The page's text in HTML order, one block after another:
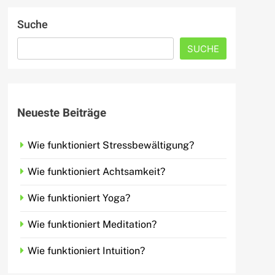
Suche
SUCHE
Neueste Beiträge
Wie funktioniert Stressbewältigung?
Wie funktioniert Achtsamkeit?
Wie funktioniert Yoga?
Wie funktioniert Meditation?
Wie funktioniert Intuition?